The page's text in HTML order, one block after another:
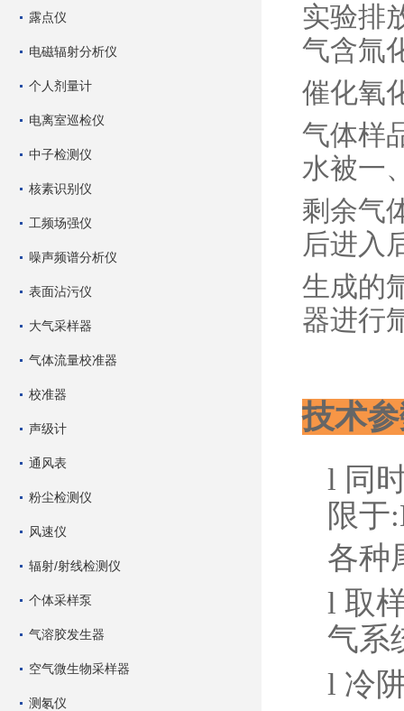
露点仪
电磁辐射分析仪
个人剂量计
电离室巡检仪
中子检测仪
核素识别仪
工频场强仪
噪声频谱分析仪
表面沾污仪
大气采样器
气体流量校准器
校准器
声级计
通风表
粉尘检测仪
风速仪
辐射/射线检测仪
个体采样泵
气溶胶发生器
空气微生物采样器
测氡仪
实验排
气含氚
催化氧
气体样
水被一
剩余气
后进入
生成的
器进行
技术
l 同
限于
各种
l 取
气系
l 冷